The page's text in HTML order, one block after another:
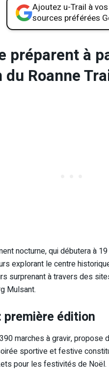
Ajoutez u-Trail à vos
sources préférées
préparent à
Roanne
nocturne, qui débutera à
explorant le centre
surprenant à travers des
Mulsant.
première édition
marches à gravir, propose
sportive et festive
pour les festivités de Noël.